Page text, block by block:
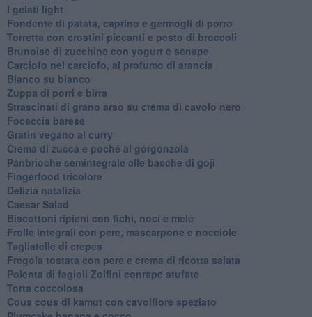
I gelati light
Fondente di patata, caprino e germogli di porro
Torretta con crostini piccanti e pesto di broccoli
Brunoise di zucchine con yogurt e senape
Carciofo nel carciofo, al profumo di arancia
Bianco su bianco
Zuppa di porri e birra
Strascinati di grano arso su crema di cavolo nero
Focaccia barese
Gratin vegano al curry
Crema di zucca e poché al gorgonzola
Panbrioche semintegrale alle bacche di goji
Fingerfood tricolore
Delizia natalizia
Caesar Salad
Biscottoni ripieni con fichi, noci e mele
Frolle integrali con pere, mascarpone e nocciole
Tagliatelle di crepes
Fregola tostata con pere e crema di ricotta salata
Polenta di fagioli Zolfini conrape stufate
Torta coccolosa
Cous cous di kamut con cavolfiore speziato